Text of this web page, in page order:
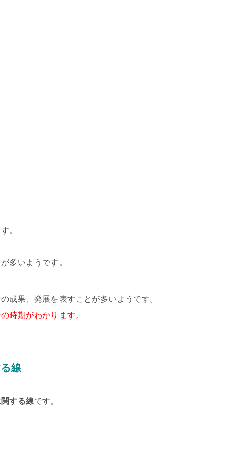
。
多いようです。
成果、発展を表すことが多いようです。
時期がわかります。
線
する線です。